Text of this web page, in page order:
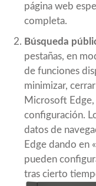
página web
completa.
Búsqueda
pestañas, en
de funciones
minimizar,
Microsoft
configuración.
datos de
Edge dando en
pueden
tras cierto